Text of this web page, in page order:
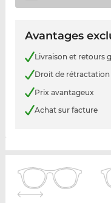
Avantages
Livraison et retours
Droit de rétractation
Prix avantageux
Achat sur facture